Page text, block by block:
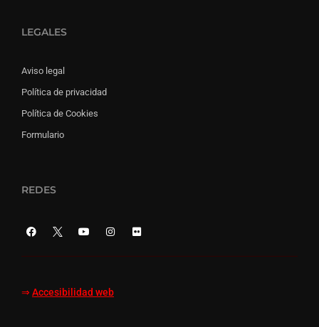
LEGALES
Aviso legal
Política de privacidad
Política de Cookies
Formulario
REDES
⇒ Accesibilidad web